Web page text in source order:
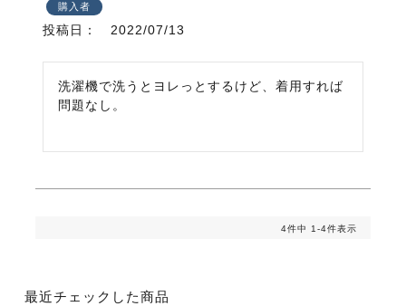
購入者
投稿日 2022/07/13
洗濯機で洗うとヨレっとするけど、着用すれば
問題なし。
4件中 1-4件表示
最近チェックした商品